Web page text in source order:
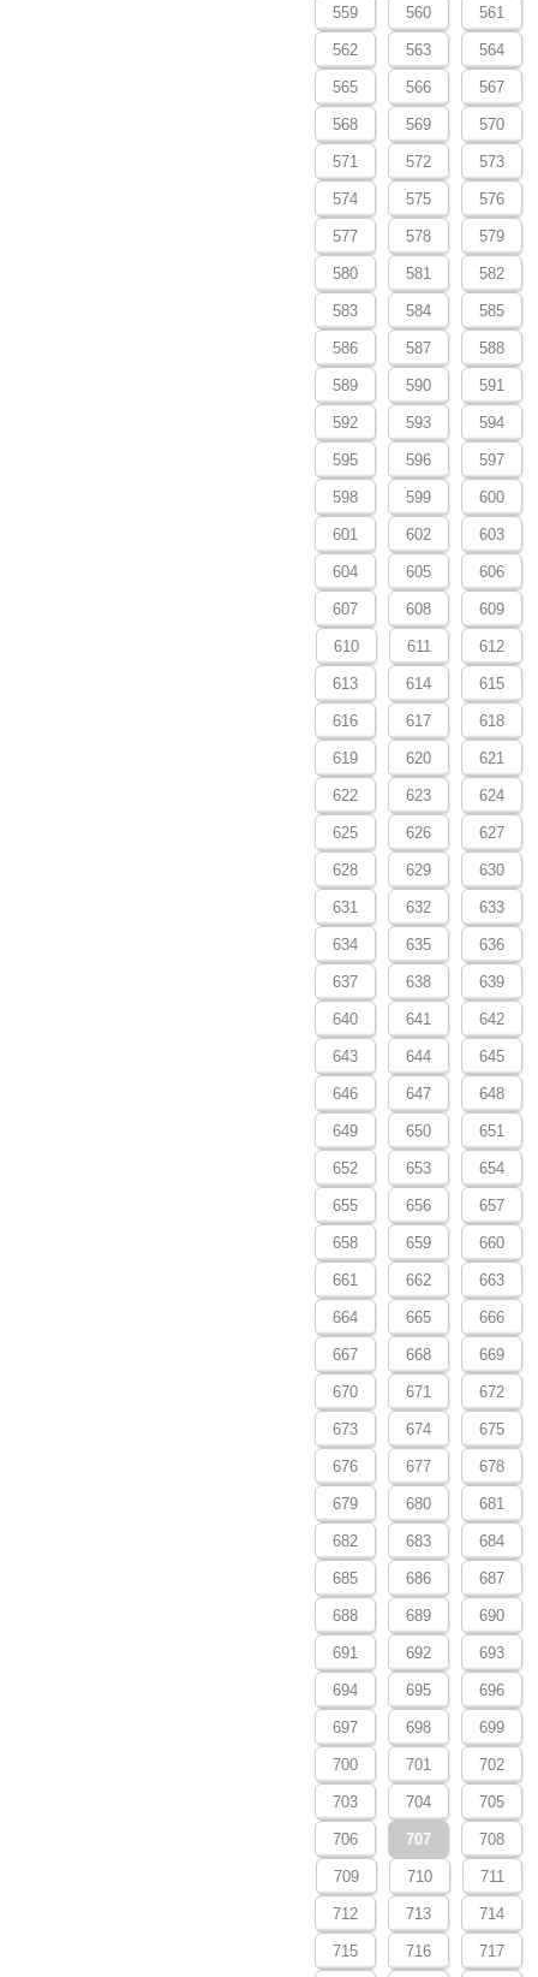
559 560 561
562 563 564
565 566 567
568 569 570
571 572 573
574 575 576
577 578 579
580 581 582
583 584 585
586 587 588
589 590 591
592 593 594
595 596 597
598 599 600
601 602 603
604 605 606
607 608 609
610 611 612
613 614 615
616 617 618
619 620 621
622 623 624
625 626 627
628 629 630
631 632 633
634 635 636
637 638 639
640 641 642
643 644 645
646 647 648
649 650 651
652 653 654
655 656 657
658 659 660
661 662 663
664 665 666
667 668 669
670 671 672
673 674 675
676 677 678
679 680 681
682 683 684
685 686 687
688 689 690
691 692 693
694 695 696
697 698 699
700 701 702
703 704 705
706 707 708
709 710 711
712 713 714
715 716 717